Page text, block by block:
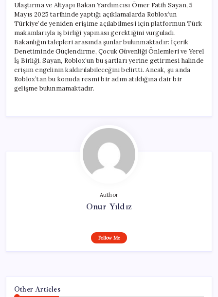
Ulaştırma ve Altyapı Bakan Yardımcısı Ömer Fatih Sayan, 5
Mayıs 2025 tarihinde yaptığı açıklamalarda Roblox’un
Türkiye’de yeniden erişime açılabilmesi için platformun Türk
makamlarıyla iş birliği yapması gerektiğini vurguladı.
Bakanlığın talepleri arasında şunlar bulunmaktadır: İçerik
Denetiminde Güçlendirme, Çocuk Güvenliği Önlemleri ve Yerel
İş Birliği. Sayan, Roblox’un bu şartları yerine getirmesi halinde
erişim engelinin kaldırılabileceğini belirtti. Ancak, şu anda
Roblox’tan bu konuda resmi bir adım atıldığına dair bir
gelişme bulunmamaktadır.
Author
Onur Yıldız
Follow Me
Other Articles